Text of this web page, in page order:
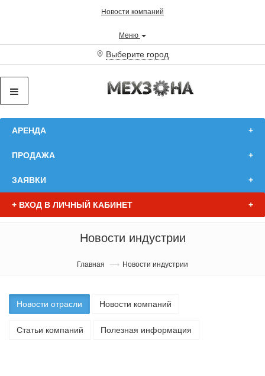
Новости компаний
Меню
Выберите город
АРЕНДА
ПРОДАЖА
ЗАЯВКИ
+ ВХОД В ЛИЧНЫЙ КАБИНЕТ
Новости индустрии
Главная Новости индустрии
Новости отрасли Новости компаний
Статьи компаний Полезная информация